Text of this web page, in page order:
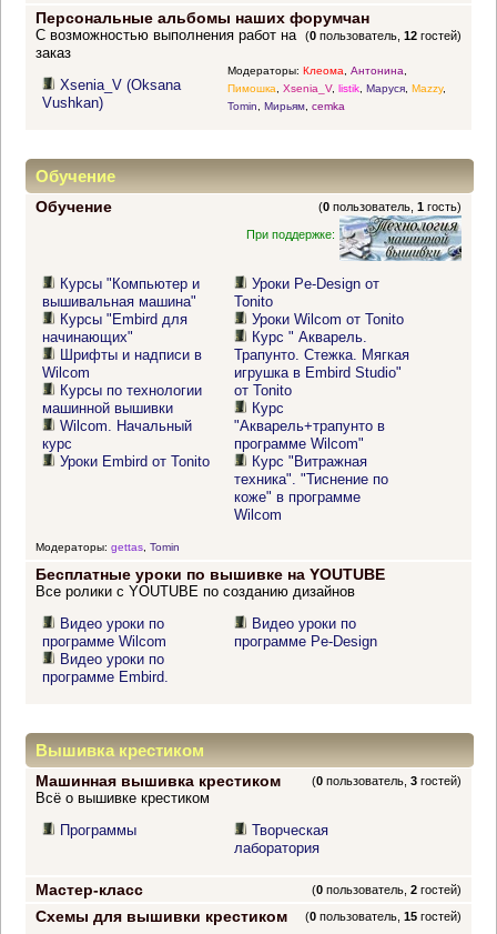
Персональные альбомы наших форумчан
(0 пользователь,12 гостей)
С возможностью выполнения работ на
заказ
Xsenia_V (Oksana
Vushkan)
Модераторы: Клеома, Антонина,
Пимошка, Xsenia_V, listik, Маруся, Mazzy,
Tomin, Мирьям, cemka
Обучение
Обучение (0 пользователь,1 гость)
При поддержке:
Курсы "Компьютер и
вышивальная машина"
Курсы "Embird для
начинающих"
Шрифты и надписи в
Wilcom
Курсы по технологии
машинной вышивки
Wilcom. Начальный
курс
Уроки Embird от Tonito
Уроки Pe-Design от
Tonito
Уроки Wilcom от Tonito
Курс " Акварель.
Трапунто. Стежка. Мягкая
игрушка в Embird Studio"
от Tonito
Курс
"Акварель+трапунто в
программе Wilcom"
Курс "Витражная
техника". "Тиснение по
коже" в программе
Wilcom
Модераторы: gettas, Tomin
Бесплатные уроки по вышивке на YOUTUBE
Все ролики с YOUTUBE по созданию дизайнов
Видео уроки по
программе Wilcom
Видео уроки по
программе Embird.
Видео уроки по
программе Pe-Design
Вышивка крестиком
Машинная вышивка крестиком (0 пользователь,3 гостей)
Всё о вышивке крестиком
Программы
Творческая
лаборатория
Мастер-класс (0 пользователь,2 гостей)
Схемы для вышивки крестиком (0 пользователь,15 гостей)